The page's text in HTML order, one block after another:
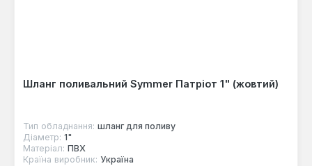
Шланг поливальний Symmer Патріот 1" (жовтий)
Тип обладнання: шланг для поливу
Діаметр: 1"
Матеріал: ПВХ
Країна виробник: Україна